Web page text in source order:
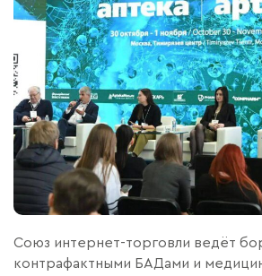
Союз интернет-торговли ведёт
контрафактными БАДами и